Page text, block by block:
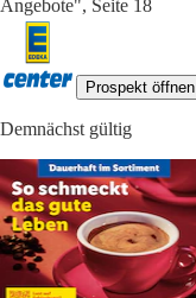
Angebote", Seite 18
Prospekt öffnen
Demnächst gültig